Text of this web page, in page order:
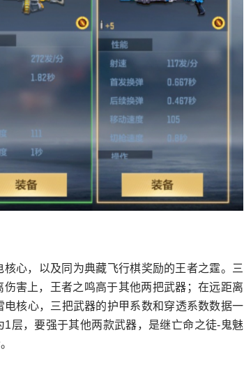
心，以及同为典藏飞行棋奖励的王者之霆。三
害上，王者之鸣高于其他两把武器；在远距离
核心，三把武器的护甲系数和穿透系数数据一
层，要强于其他两款武器，是继亡命之徒-鬼魅